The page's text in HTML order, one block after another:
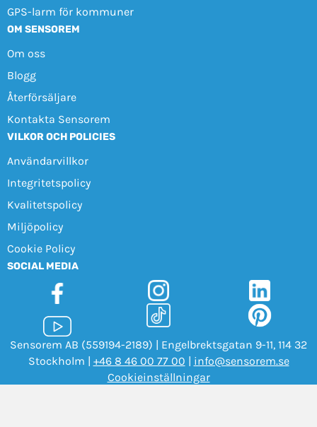
GPS-larm för kommuner
OM SENSOREM
Om oss
Blogg
Återförsäljare
Kontakta Sensorem
VILKOR OCH POLICIES
Användarvillkor
Integritetspolicy
Kvalitetspolicy
Miljöpolicy
Cookie Policy
SOCIAL MEDIA
Sensorem AB (559194-2189) | Engelbrektsgatan 9-11, 114 32
Stockholm | +46 8 46 00 77 00 | info@sensorem.se
Cookieinställningar